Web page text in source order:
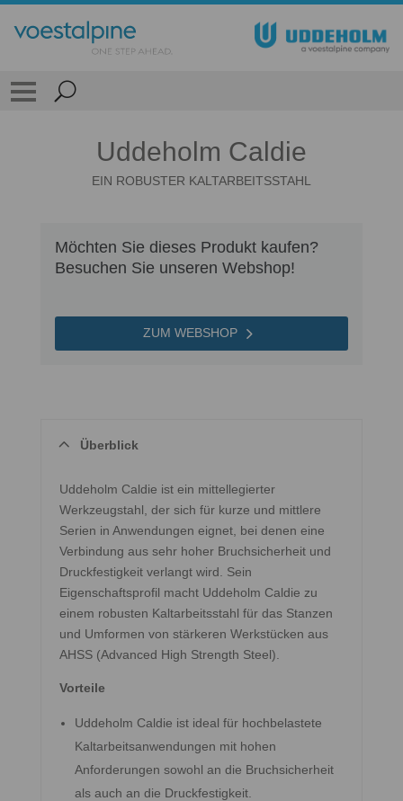
Uddeholm Caldie
EIN ROBUSTER KALTARBEITSSTAHL
Möchten Sie dieses Produkt kaufen?
Besuchen Sie unseren Webshop!
ZUM WEBSHOP
Überblick
Uddeholm Caldie ist ein mittellegierter
Werkzeugstahl, der sich für kurze und mittlere
Serien in Anwendungen eignet, bei denen eine
Verbindung aus sehr hoher Bruchsicherheit und
Druckfestigkeit verlangt wird. Sein
Eigenschaftsprofil macht Uddeholm Caldie zu
einem robusten Kaltarbeitsstahl für das Stanzen
und Umformen von stärkeren Werkstücken aus
AHSS (Advanced High Strength Steel).
Vorteile
Uddeholm Caldie ist ideal für hochbelastete
Kaltarbeitsanwendungen mit hohen
Anforderungen sowohl an die Bruchsicherheit
als auch an die Druckfestigkeit.